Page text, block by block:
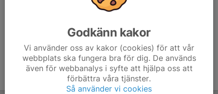
Godkänn kakor
Vi använder oss av kakor (cookies) för att vår
webbplats ska fungera bra för dig. De används
även för webbanalys i syfte att hjälpa oss att
förbättra våra tjänster.
Så använder vi cookies